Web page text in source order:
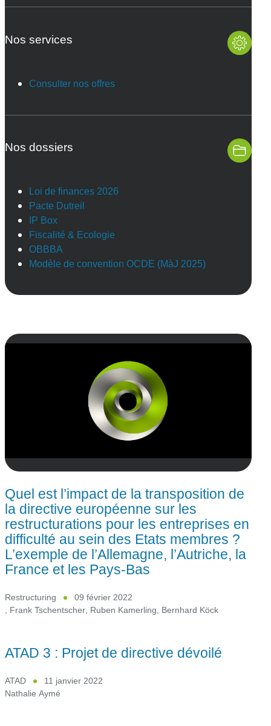
Nos services
Consulter nos offres
Nos dossiers
Loi de finances 2026
Pacte Dutreil
IP Box
Fiscalité & Ecologie
OBBBA
Modèle de convention OCDE (MàJ 2025)
Quel est l’impact de la transposition de
la directive européenne sur les
restructurations pour les entreprises en
difficulté au sein des Etats membres ?
L’exemple de l’Allemagne, l’Autriche, la
France et les Pays-Bas
Restructuring
09 février 2022
, Frank Tschentscher, Ruben Kamerling, Bernhard Köck
ATAD 3 : Projet de directive dévoilé
ATAD
11 janvier 2022
Nathalie Aymé